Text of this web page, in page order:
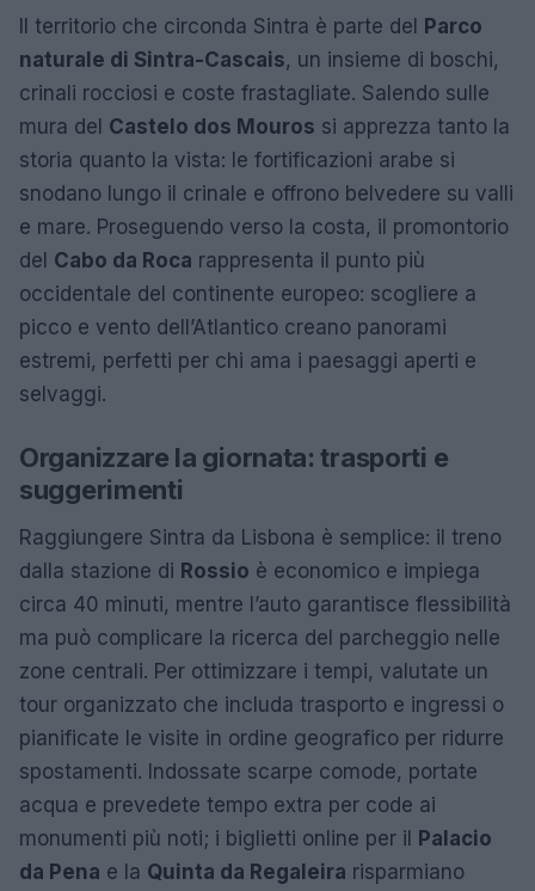
Il territorio che circonda Sintra è parte del Parco
naturale di Sintra-Cascais, un insieme di boschi,
crinali rocciosi e coste frastagliate. Salendo sulle
mura del Castelo dos Mouros si apprezza tanto la
storia quanto la vista: le fortificazioni arabe si
snodano lungo il crinale e offrono belvedere su valli
e mare. Proseguendo verso la costa, il promontorio
del Cabo da Roca rappresenta il punto più
occidentale del continente europeo: scogliere a
picco e vento dell’Atlantico creano panorami
estremi, perfetti per chi ama i paesaggi aperti e
selvaggi.
Organizzare la giornata: trasporti e
suggerimenti
Raggiungere Sintra da Lisbona è semplice: il treno
dalla stazione di Rossio è economico e impiega
circa 40 minuti, mentre l’auto garantisce flessibilità
ma può complicare la ricerca del parcheggio nelle
zone centrali. Per ottimizzare i tempi, valutate un
tour organizzato che includa trasporto e ingressi o
pianificate le visite in ordine geografico per ridurre
spostamenti. Indossate scarpe comode, portate
acqua e prevedete tempo extra per code ai
monumenti più noti; i biglietti online per il Palacio
da Pena e la Quinta da Regaleira risparmiano